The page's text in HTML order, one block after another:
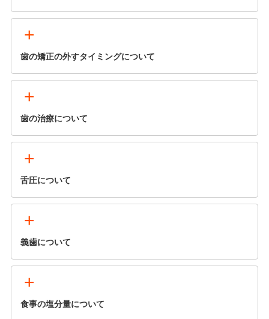
+
歯の矯正の外すタイミングについて
+
歯の治療について
+
舌圧について
+
義歯について
+
食事の塩分量について